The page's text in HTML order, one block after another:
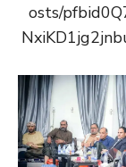
osts/